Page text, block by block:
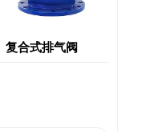
复合式排气阀